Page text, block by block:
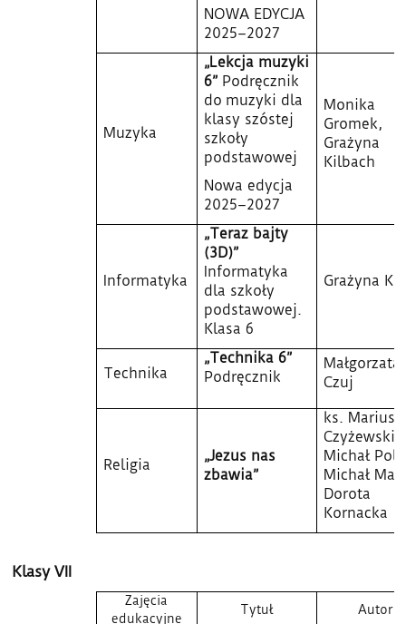
NOWA EDYCJA
2025–2027
Muzyka
„Lekcja muzyki
6” Podręcznik
do muzyki dla
klasy szóstej
szkoły
podstawowej
Nowa edycja
2025–2027
Monika
Gromek,
Grażyna
Kilbach
Informatyka
„Teraz bajty
(3D)”
Informatyka
dla szkoły
podstawowej.
Klasa 6
Grażyna
Technika
„Technika 6”
Podręcznik
Małgorzata
Czuj
Religia
„Jezus nas
zbawia”
ks. Mariusz
Czyżewski,
Michał
Michał
Dorota
Kornacka
Klasy VII
Zajęcia
edukacyjne
Tytuł Autor